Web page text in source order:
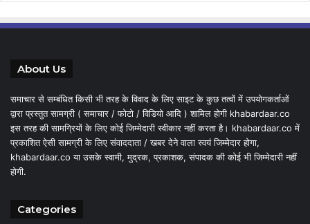
About Us
समाचार से सम्बंधित किसी भी तरह के विवाद के लिए साइट के कुछ तत्वों में उपयोगकर्ताओं
द्वारा प्रस्तुत सामग्री ( समाचार / फोटो / विडियो आदि ) शामिल होगी khabardaar.co
इस तरह की सामग्रियों के लिए कोई जिम्मेदारी स्वीकार नहीं करता है। khabardaar.co में
प्रकाशित ऐसी सामग्री के लिए संवाददाता / खबर देने वाला स्वयं जिम्मेदार होगा,
khabardaar.co या उसके स्वामी, मुद्रक, प्रकाशक, संपादक की कोई भी जिम्मेदारी नहीं
होगी.
Categories